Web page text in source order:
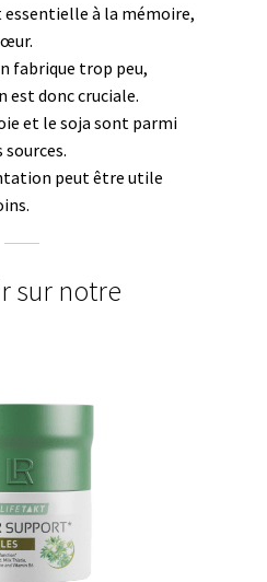
essentielle à la mémoire,
fabrique trop peu,
est donc cruciale.
et le soja sont parmi
peut être utile
sur notre